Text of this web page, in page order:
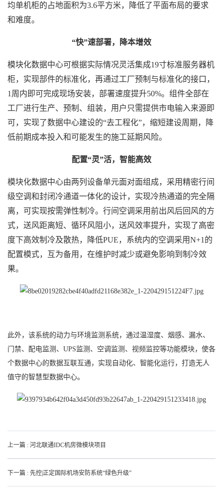
均单机柜的占地面积为3.6平方米，降低了平面布局的要求
和难度。
“快”速部署，降本增效
模块化数据中心可根据实际情况灵活集成19寸标准服务器机
柜，实现部件的标准化，再通过工厂预制与标准化的接口，
1周内即可完成现场安装，部署速度提升50%。组件全部在
工厂进行生产、预制、组装，用户只需提供市电输入来源即
可，实现了数据中心建设的“去工程化”，缩短建设周期，降
低前期成本投入和可能发生的施工延期风险。
配置“灵”活，智能高效
模块化数据中心由两列设备单元面对面组成，采用精密行间
级空调和封闭冷通道一体化的设计，实现冷热通道的完全隔
离，可实现按需弹性制冷。行间空调采用前出风后回风的方
式，送风距离短、循环风阻小，送风效率提升，实现了高密
度下高效制冷及散热，降低PUE，系统内的空调采用N+1的
配置模式，互为备用，在维护时减少或避免影响到制冷效
果。
此外，该系统的动力与环境监测系统，通过温湿度、烟感、漏水、
门禁、配电监测、UPS监测、空调监测、视频监控等功能模块，使各
个数据中心的数据互联互通，实现自动化、智能化运行，打造无人
值守的智慧型数据中心。
上一篇 : 河北联通IDC机房微模块项目
下一篇 : 先控|正定国际机场安防系统“绿色升级”